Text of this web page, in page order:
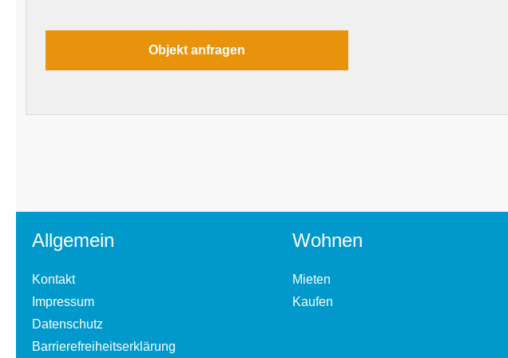
Allgemein
Kontakt
Impressum
Datenschutz
Barrierefreiheitserklärung
Wohnen
Mieten
Kaufen